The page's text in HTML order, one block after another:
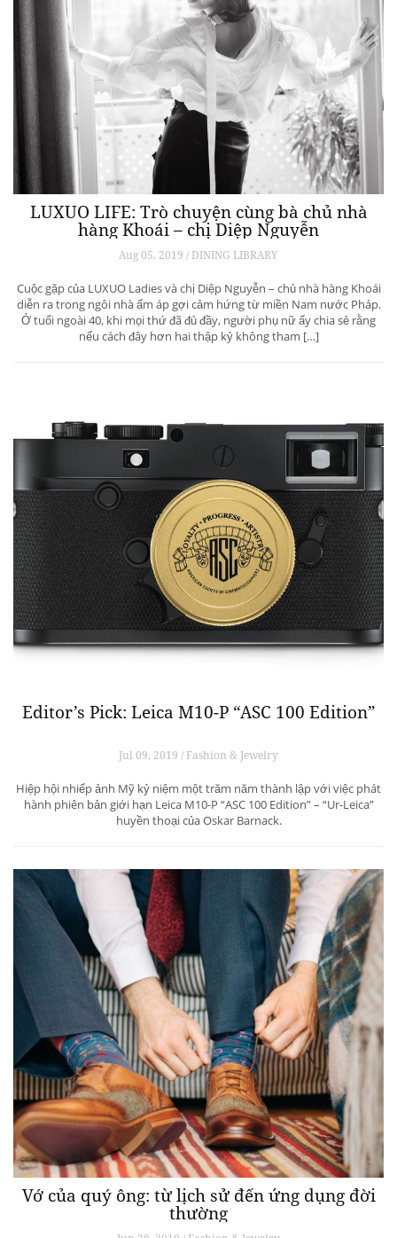
LUXUO LIFE: Trò chuyện cùng bà chủ nhà
hàng Khoái – chị Diệp Nguyễn
Aug 05, 2019 / DINING LIBRARY
Cuộc gặp của LUXUO Ladies và chị Diệp Nguyễn – chủ nhà hàng Khoái
diễn ra trong ngôi nhà ấm áp gợi cảm hứng từ miền Nam nước Pháp.
Ở tuổi ngoài 40, khi mọi thứ đã đủ đầy, người phụ nữ ấy chia sẻ rằng
nếu cách đây hơn hai thập kỷ không tham […]
Editor’s Pick: Leica M10-P “ASC 100 Edition”
Jul 09, 2019 / Fashion & Jewelry
Hiệp hội nhiếp ảnh Mỹ kỷ niệm một trăm năm thành lập với việc phát
hành phiên bản giới hạn Leica M10-P “ASC 100 Edition” – “Ur-Leica”
huyền thoại của Oskar Barnack.
Vớ của quý ông: từ lịch sử đến ứng dụng đời
thường